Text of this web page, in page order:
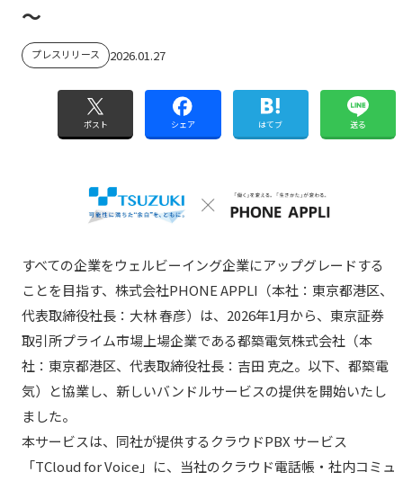
〜
プレスリリース 2026.01.27
ポスト シェア はてブ 送る
すべての企業をウェルビーイング企業にアップグレードする
ことを目指す、株式会社PHONE APPLI（本社：東京都港区、
代表取締役社長：大林 春彦）は、2026年1月から、東京証券
取引所プライム市場上場企業である都築電気株式会社（本
社：東京都港区、代表取締役社長：吉田 克之。以下、都築電
気）と協業し、新しいバンドルサービスの提供を開始いたし
ました。
本サービスは、同社が提供するクラウドPBX サービス
「TCloud for Voice」に、当社のクラウド電話帳・社内コミュ